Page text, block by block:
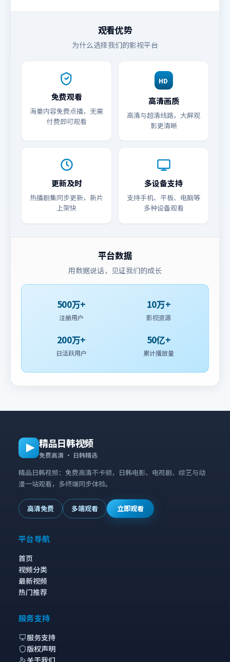
观看优势
为什么选择我们的影视平台
免费观看
海量内容免费点播，无需
付费即可观看
HD
高清画质
高清与超清线路，大屏观
影更清晰
更新及时
热播剧集同步更新，新片
上架快
多设备支持
支持手机、平板、电脑等
多种设备观看
平台数据
用数据说话，见证我们的成长
500万+
注册用户
10万+
影视资源
200万+
日活跃用户
50亿+
累计播放量
精品日韩视频
免费高清 · 日韩精选
精品日韩视频：免费高清不卡顿，日韩电影、电视剧、综艺与动
漫一站观看，多终端同步体验。
高清免费 多端观看 立即观看
平台导航
首页
视频分类
最新视频
热门推荐
服务支持
服务支持
版权声明